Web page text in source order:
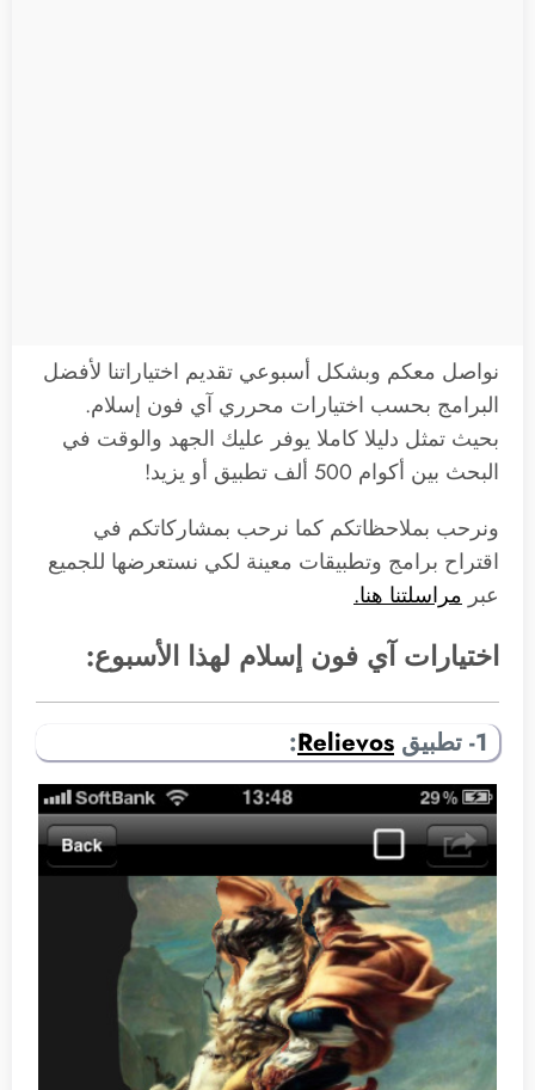
نواصل معكم وبشكل أسبوعي تقديم اختياراتنا لأفضل
البرامج بحسب اختيارات محرري آي فون إسلام.
بحيث تمثل دليلا كاملا يوفر عليك الجهد والوقت في
البحث بين أكوام 500 ألف تطبيق أو يزيد!
ونرحب بملاحظاتكم كما نرحب بمشاركاتكم في
اقتراح برامج وتطبيقات معينة لكي نستعرضها للجميع
عبر مراسلتنا هنا.
اختيارات آي فون إسلام لهذا الأسبوع:
1- تطبيق Relievos
: